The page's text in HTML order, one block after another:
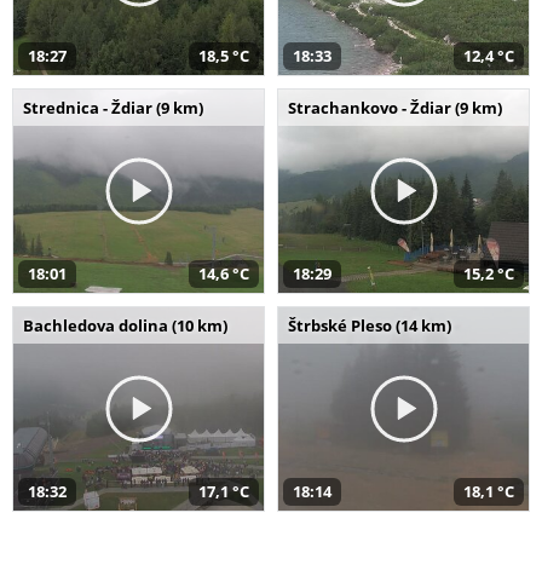
18:27 18,5 °C 18:33 12,4 °C
Strednica - Ždiar (9 km)
18:01 14,6 °C
Strachankovo - Ždiar (9 km)
18:29 15,2 °C
Bachledova dolina (10 km)
18:32 17,1 °C
Štrbské Pleso (14 km)
18:14 18,1 °C